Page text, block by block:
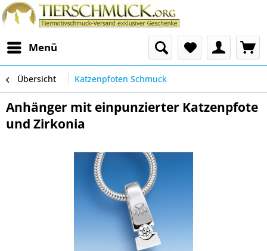
Menü
Übersicht Katzenpfoten Schmuck
Anhänger mit einpunzierter Katzenpfote
und Zirkonia